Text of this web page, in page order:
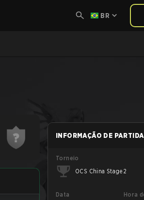
BR
INFORMAÇÃO DE PARTIDA
Torneio
OCS China Stage 2
Data
Hora